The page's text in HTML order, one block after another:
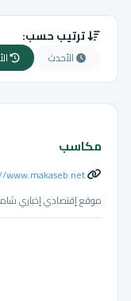
ترتيب حسب:
الأحدث الأقدم
مكاسب
www.makaseb.net
موقع إقتصادي إخباري شامل